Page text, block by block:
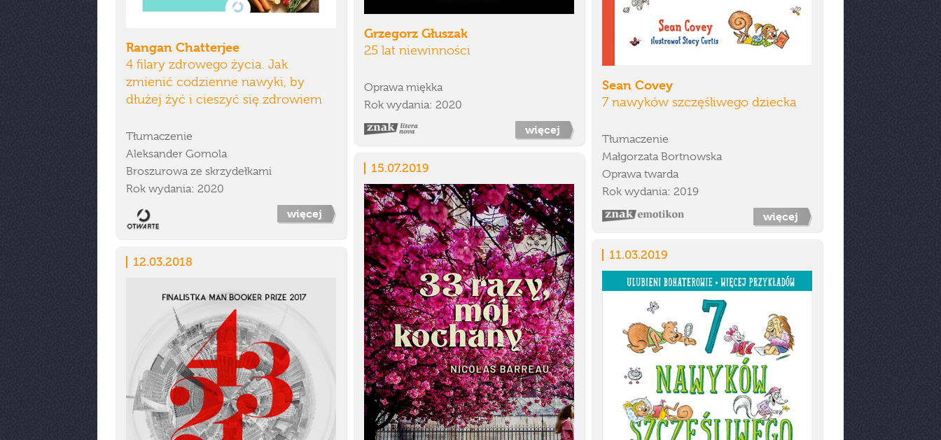
Grzegorz Głuszak
25 lat niewinności
Oprawa miękka
Rok wydania: 2020
więcej
Rangan Chatterjee
4 filary zdrowego życia. Jak
zmienić codzienne nawyki, by
dłużej żyć i cieszyć się zdrowiem
Tłumaczenie
Aleksander Gomola
Broszurowa ze skrzydełkami
Rok wydania: 2020
więcej
Sean Covey
7 nawyków szczęśliwego dziecka
Tłumaczenie
Małgorzata Bortnowska
Oprawa twarda
Rok wydania: 2019
więcej
15.07.2019
11.03.2019
12.03.2018